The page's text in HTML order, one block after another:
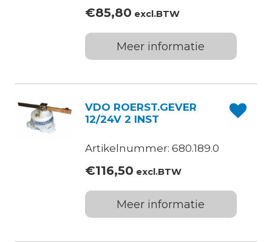
€85,80 excl.BTW
Meer informatie
VDO ROERST.GEVER
12/24V 2 INST
Artikelnummer: 680.189.0
€116,50 excl.BTW
Meer informatie